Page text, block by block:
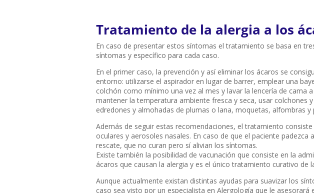
Tratamiento de la alergia a los
En caso de presentar estos síntomas el tratamiento se basa en
síntomas y específico para cada caso.
En el primer caso, la prevención y así eliminar los ácaros se
entorno: utilizarse el aspirador en lugar de barrer, emplear una
colchón como mínimo una vez al mes y lavar la lencería de cama
mantener la temperatura ambiente fresca y seca, usar colchones
edredones y almohadas de plumas o lana, moquetas, alfombras y
Además de seguir estas recomendaciones, el tratamiento
oculares y aerosoles nasales. En caso de que el paciente padezca
rescate, que no curan pero sí alivian los síntomas.
Existe también la posibilidad de vacunación que consiste en la
ácaros que causan la alergia y es el único tratamiento curativo de
Aunque actualmente existan distintas ayudas para suavizar los
caso sea visto por un especialista en Alergología que le